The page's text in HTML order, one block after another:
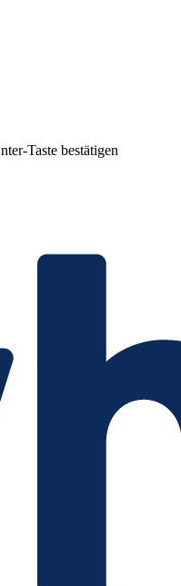
Taste bestätigen